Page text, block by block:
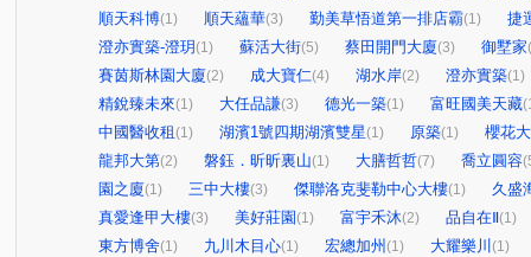
順天科博(1) 順天蘊華(3) 勤美草悟道第一排店霸(1)
捷
澄亦實築-澄玥 (1) 蘇活大街(5) 蔡田開門大廈(3) 御墅家
賽茵斯林園大廈(2) 成大寶仁(4) 湖水岸(2) 澄亦實築(1)
精銳臻未來(1) 大任品謙(3) 德光一築(1) 富旺國美天藏
中國醫收租 (1) 湖濱1號四期湖濱雙星(1) 原築(1)
櫻花
龍邦大第(2) 磐鈺．昕昕裏山(1) 大膳哲哲(7) 喬立圓容
園之廈(1) 三中大樓(3) 傑聯洛克斐勒中心大樓(1)
久盛
真愛逢甲大樓(3) 美好莊園 (1) 富宇禾沐(2) 品自在Ⅱ(1)
東方博舍(1) 九川木目心(1) 宏總加州 (1) 大耀樂川 (1)